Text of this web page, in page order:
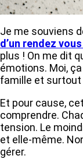
Je me souviens
d’un rendez
plus ! On me dit
émotions. Moi,
famille et surtout
Et pour cause,
comprendre.
tension. Le
et elle-même.
gérer.